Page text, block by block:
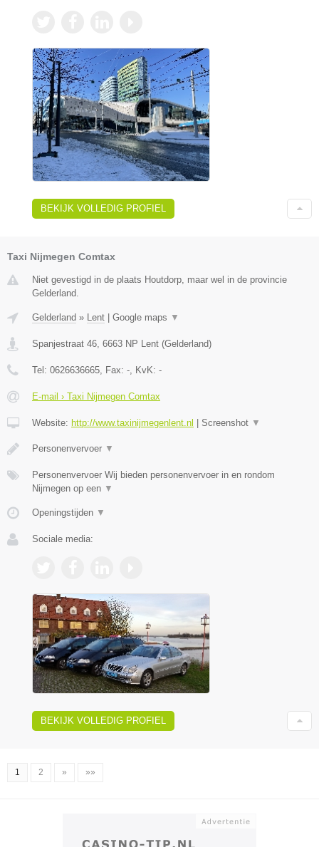
BEKIJK VOLLEDIG PROFIEL
Taxi Nijmegen Comtax
Niet gevestigd in de plaats Houtdorp, maar wel in de provincie
Gelderland.
Gelderland » Lent Google maps ▼
Spanjestraat 46 6663 NP Lent (Gelderland)
Tel: 0626636665 , Fax: - , KvK: -
E-mail › Taxi Nijmegen Comtax
Website: http://www.taxinijmegenlent.nl Screenshot ▼
Personenvervoer ▼
Personenvervoer Wij bieden personenvervoer in en rondom
Nijmegen op een ▼
Openingstijden ▼
Sociale media:
BEKIJK VOLLEDIG PROFIEL
1 2 » »»